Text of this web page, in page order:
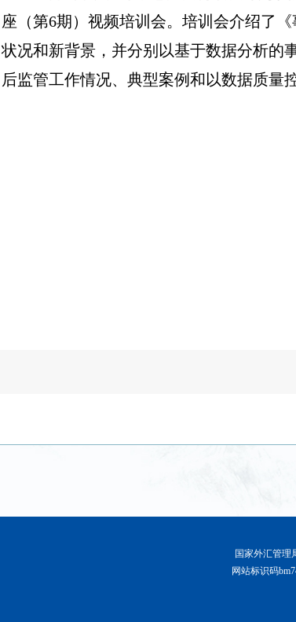
座（第6期）视频培训会。培训会介绍了
状况和新背景，并分别以基于数据分析的
后监管工作情况、典型案例和以数据质量
国家外汇管理
网站标识码